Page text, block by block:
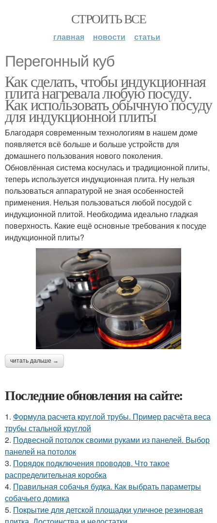
СТРОИТЬ ВСЕ
главная новости статьи
Перегонный куб
Как сделать, чтобы индукционная
плита нагревала любую посуду.
Как использовать обычную посуду
для индукционной плиты
Благодаря современным технологиям в нашем доме
появляется всё больше и больше устройств для
домашнего пользования нового поколения.
Обновлённая система коснулась и традиционной плиты,
теперь используется индукционная плита. Ну нельзя
пользоваться аппаратурой не зная особенностей
применения. Нельзя пользоваться любой посудой с
индукционной плитой. Необходима идеально гладкая
поверхность. Какие ещё основные требования к посуде
индукционной плиты?
читать дальше →
Последние обновления на сайте:
1. Формула расчета круглой трубы. Пример расчёта веса
трубы стальной круглой
2. Подвесной потолок своими руками из панелей. Выбор
панелей на потолок
3. Порядок подключения проводов. Что такое
распределительная коробка
4. Правильная собачья будка. Как выбрать параметры
собачьего домика
5. Покрытие для детской площадки уличное резиновая